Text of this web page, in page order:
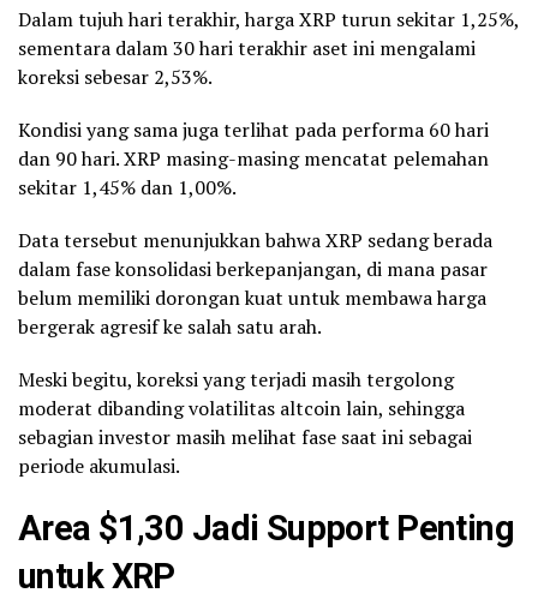
Dalam tujuh hari terakhir, harga XRP turun sekitar 1,25%,
sementara dalam 30 hari terakhir aset ini mengalami
koreksi sebesar 2,53%.
Kondisi yang sama juga terlihat pada performa 60 hari
dan 90 hari. XRP masing-masing mencatat pelemahan
sekitar 1,45% dan 1,00%.
Data tersebut menunjukkan bahwa XRP sedang berada
dalam fase konsolidasi berkepanjangan, di mana pasar
belum memiliki dorongan kuat untuk membawa harga
bergerak agresif ke salah satu arah.
Meski begitu, koreksi yang terjadi masih tergolong
moderat dibanding volatilitas altcoin lain, sehingga
sebagian investor masih melihat fase saat ini sebagai
periode akumulasi.
Area $1,30 Jadi Support Penting
untuk XRP